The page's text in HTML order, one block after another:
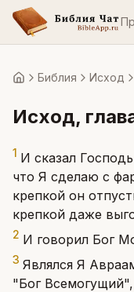
ГлавнаяБиблия Исход
Исход,
1 И сказал
что Я сделаю с
крепкой он
крепкой даже
2 И говорил Бог
3 Являлся Я
"Бог